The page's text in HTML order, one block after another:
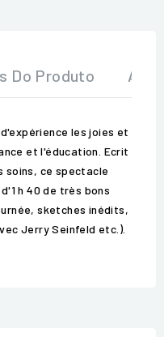
Do Produto
les joies et
et l'éducation. Ecrit
soins, ce spectacle
h 40 de très bons
sketches inédits,
Jerry Seinfeld etc.).